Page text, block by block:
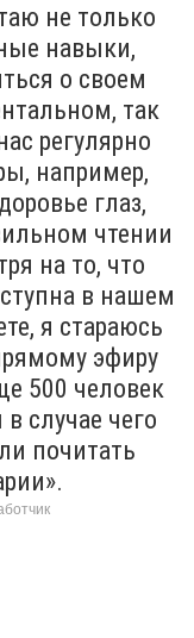
не только
навыки,
о своем
так
регулярно
например,
глаз,
чтении
на то, что
в нашем
я стараюсь
эфиру
500 человек
случае чего
почитать